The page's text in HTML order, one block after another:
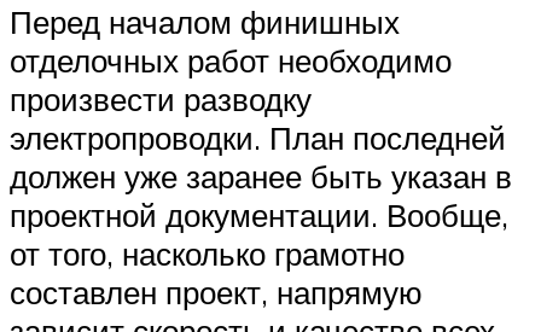
Перед началом финишных
отделочных работ необходимо
произвести разводку
электропроводки. План последней
должен уже заранее быть указан в
проектной документации. Вообще,
от того, насколько грамотно
составлен проект, напрямую